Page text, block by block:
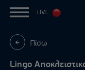
LIVE
Πίσω
Lingo